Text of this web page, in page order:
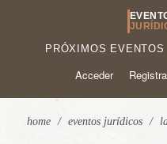
PRÓXIMOS EVENTOS
Acceder
home / eventos jurídicos /